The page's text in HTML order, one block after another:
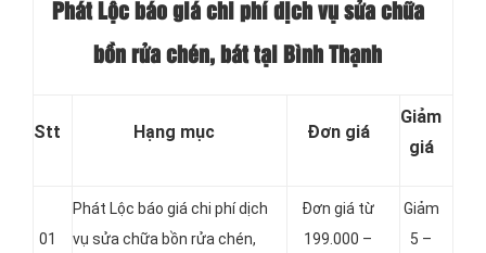
Phát Lộc báo giá chi phí dịch vụ sửa chữa
bồn rửa chén, bát tại Bình Thạnh
Stt Hạng mục Đơn giá
Giảm
giá
01
Phát Lộc báo giá chi phí dịch
vụ sửa chữa bồn rửa chén,
Đơn giá từ
199.000 –
Giảm
5 –